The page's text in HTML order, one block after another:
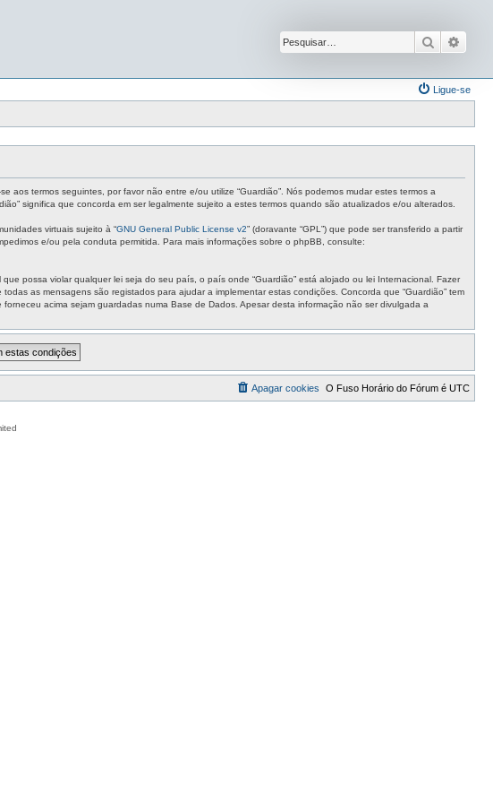
Pesquisar
Ligue-se
aos termos seguintes, por favor não entre e/ou utilize “Guardião”. Nós podemos mudar estes termos a
significa que concorda em ser legalmente sujeito a estes termos quando são atualizados e/ou alterados.
virtuais sujeito à “GNU General Public License v2” (doravante “GPL”) que pode ser transferido a partir
e/ou pela conduta permitida. Para mais informações sobre o phpBB, consulte:
possa violar qualquer lei seja do seu país, o país onde “Guardião” está alojado ou lei Internacional. Fazer
as mensagens são registados para ajudar a implementar estas condições. Concorda que “Guardião” tem
acima sejam guardadas numa Base de Dados. Apesar desta informação não ser divulgada a
O Fuso Horário do Fórum é UTC
Apagar cookies